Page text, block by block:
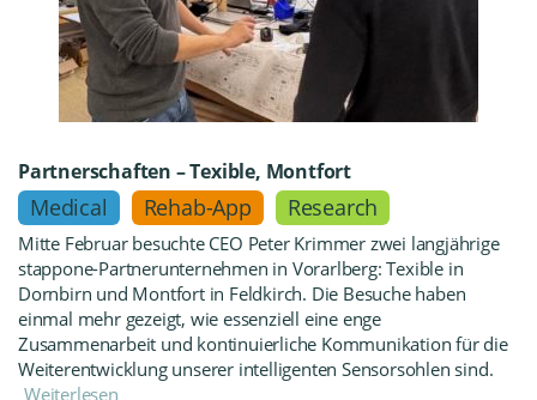
Partnerschaften – Texible, Montfort
Medical Rehab-App Research
Mitte Februar besuchte CEO Peter Krimmer zwei langjährige
stappone-Partnerunternehmen in Vorarlberg: Texible in
Dornbirn und Montfort in Feldkirch. Die Besuche haben
einmal mehr gezeigt, wie essenziell eine enge
Zusammenarbeit und kontinuierliche Kommunikation für die
Weiterentwicklung unserer intelligenten Sensorsohlen sind.
Weiterlesen